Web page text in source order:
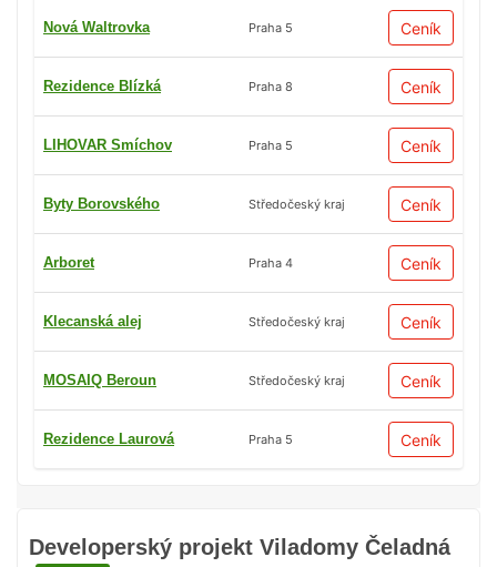
Developerský projekt Viladomy Čeladná
Nová Waltrovka Praha 5 Ceník
Rezidence Blízká Praha 8 Ceník
LIHOVAR Smíchov Praha 5 Ceník
Byty Borovského Středočeský kraj Ceník
Arboret Praha 4 Ceník
Klecanská alej Středočeský kraj Ceník
MOSAIQ Beroun Středočeský kraj Ceník
Rezidence Laurová Praha 5 Ceník